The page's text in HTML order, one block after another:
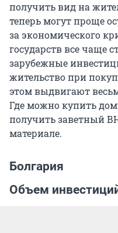
получить вид на
теперь могут проще
за экономического
государств все чаще
зарубежные
жительство при
этом выдвигают
Где можно купить
получить заветный
материале.
Болгария
Объем